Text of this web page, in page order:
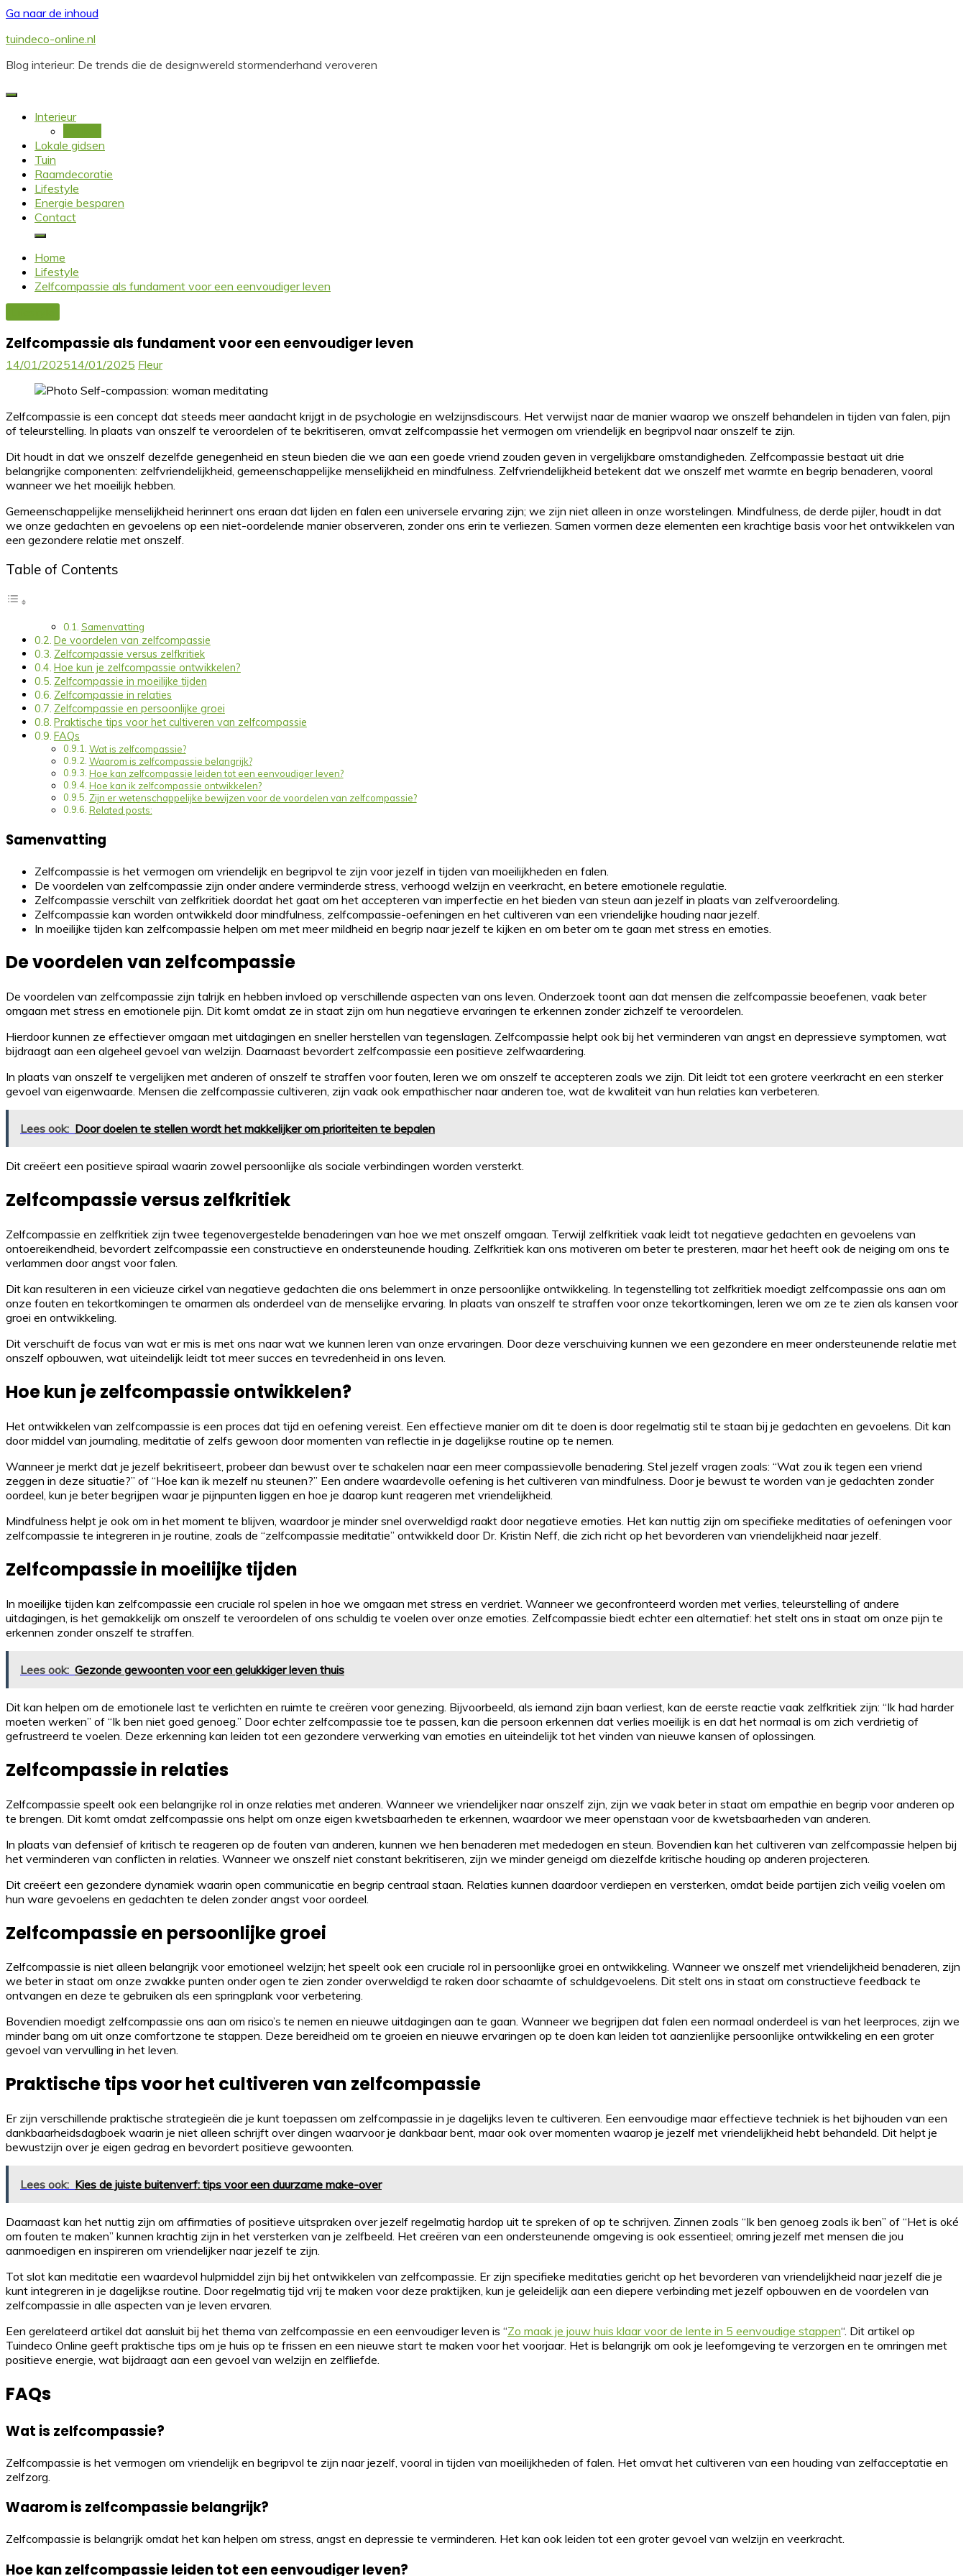
Ga naar de inhoud
tuindeco-online.nl
Blog interieur: De trends die de designwereld stormenderhand veroveren
Interieur
Lokale gidsen
Tuin
Raamdecoratie
Lifestyle
Energie besparen
Contact
Home
Lifestyle
Zelfcompassie als fundament voor een eenvoudiger leven
Zelfcompassie als fundament voor een eenvoudiger leven
14/01/202514/01/2025 Fleur
Zelfcompassie is een concept dat steeds meer aandacht krijgt in de psychologie en welzijnsdiscours. Het verwijst naar de manier waarop we onszelf behandelen in tijden van falen, pijn
of teleurstelling. In plaats van onszelf te veroordelen of te bekritiseren, omvat zelfcompassie het vermogen om vriendelijk en begripvol naar onszelf te zijn.
Dit houdt in dat we onszelf dezelfde genegenheid en steun bieden die we aan een goede vriend zouden geven in vergelijkbare omstandigheden. Zelfcompassie bestaat uit drie
belangrijke componenten: zelfvriendelijkheid, gemeenschappelijke menselijkheid en mindfulness. Zelfvriendelijkheid betekent dat we onszelf met warmte en begrip benaderen, vooral
wanneer we het moeilijk hebben.
Gemeenschappelijke menselijkheid herinnert ons eraan dat lijden en falen een universele ervaring zijn; we zijn niet alleen in onze worstelingen. Mindfulness, de derde pijler, houdt in dat
we onze gedachten en gevoelens op een niet-oordelende manier observeren, zonder ons erin te verliezen. Samen vormen deze elementen een krachtige basis voor het ontwikkelen van
een gezondere relatie met onszelf.
Table of Contents
Samenvatting
De voordelen van zelfcompassie
Zelfcompassie versus zelfkritiek
Hoe kun je zelfcompassie ontwikkelen?
Zelfcompassie in moeilijke tijden
Zelfcompassie in relaties
Zelfcompassie en persoonlijke groei
Praktische tips voor het cultiveren van zelfcompassie
FAQs
Wat is zelfcompassie?
Waarom is zelfcompassie belangrijk?
Hoe kan zelfcompassie leiden tot een eenvoudiger leven?
Hoe kan ik zelfcompassie ontwikkelen?
Zijn er wetenschappelijke bewijzen voor de voordelen van zelfcompassie?
Related posts:
Samenvatting
Zelfcompassie is het vermogen om vriendelijk en begripvol te zijn voor jezelf in tijden van moeilijkheden en falen.
De voordelen van zelfcompassie zijn onder andere verminderde stress, verhoogd welzijn en veerkracht, en betere emotionele regulatie.
Zelfcompassie verschilt van zelfkritiek doordat het gaat om het accepteren van imperfectie en het bieden van steun aan jezelf in plaats van zelfveroordeling.
Zelfcompassie kan worden ontwikkeld door mindfulness, zelfcompassie-oefeningen en het cultiveren van een vriendelijke houding naar jezelf.
In moeilijke tijden kan zelfcompassie helpen om met meer mildheid en begrip naar jezelf te kijken en om beter om te gaan met stress en emoties.
De voordelen van zelfcompassie
De voordelen van zelfcompassie zijn talrijk en hebben invloed op verschillende aspecten van ons leven. Onderzoek toont aan dat mensen die zelfcompassie beoefenen, vaak beter
omgaan met stress en emotionele pijn. Dit komt omdat ze in staat zijn om hun negatieve ervaringen te erkennen zonder zichzelf te veroordelen.
Hierdoor kunnen ze effectiever omgaan met uitdagingen en sneller herstellen van tegenslagen. Zelfcompassie helpt ook bij het verminderen van angst en depressieve symptomen, wat
bijdraagt aan een algeheel gevoel van welzijn. Daarnaast bevordert zelfcompassie een positieve zelfwaardering.
In plaats van onszelf te vergelijken met anderen of onszelf te straffen voor fouten, leren we om onszelf te accepteren zoals we zijn. Dit leidt tot een grotere veerkracht en een sterker
gevoel van eigenwaarde. Mensen die zelfcompassie cultiveren, zijn vaak ook empathischer naar anderen toe, wat de kwaliteit van hun relaties kan verbeteren.
Lees ook: Door doelen te stellen wordt het makkelijker om prioriteiten te bepalen
Dit creëert een positieve spiraal waarin zowel persoonlijke als sociale verbindingen worden versterkt.
Zelfcompassie versus zelfkritiek
Zelfcompassie en zelfkritiek zijn twee tegenovergestelde benaderingen van hoe we met onszelf omgaan. Terwijl zelfkritiek vaak leidt tot negatieve gedachten en gevoelens van
ontoereikendheid, bevordert zelfcompassie een constructieve en ondersteunende houding. Zelfkritiek kan ons motiveren om beter te presteren, maar het heeft ook de neiging om ons te
verlammen door angst voor falen.
Dit kan resulteren in een vicieuze cirkel van negatieve gedachten die ons belemmert in onze persoonlijke ontwikkeling. In tegenstelling tot zelfkritiek moedigt zelfcompassie ons aan om
onze fouten en tekortkomingen te omarmen als onderdeel van de menselijke ervaring. In plaats van onszelf te straffen voor onze tekortkomingen, leren we om ze te zien als kansen voor
groei en ontwikkeling.
Dit verschuift de focus van wat er mis is met ons naar wat we kunnen leren van onze ervaringen. Door deze verschuiving kunnen we een gezondere en meer ondersteunende relatie met
onszelf opbouwen, wat uiteindelijk leidt tot meer succes en tevredenheid in ons leven.
Hoe kun je zelfcompassie ontwikkelen?
Het ontwikkelen van zelfcompassie is een proces dat tijd en oefening vereist. Een effectieve manier om dit te doen is door regelmatig stil te staan bij je gedachten en gevoelens. Dit kan
door middel van journaling, meditatie of zelfs gewoon door momenten van reflectie in je dagelijkse routine op te nemen.
Wanneer je merkt dat je jezelf bekritiseert, probeer dan bewust over te schakelen naar een meer compassievolle benadering. Stel jezelf vragen zoals: “Wat zou ik tegen een vriend
zeggen in deze situatie?” of “Hoe kan ik mezelf nu steunen?” Een andere waardevolle oefening is het cultiveren van mindfulness. Door je bewust te worden van je gedachten zonder
oordeel, kun je beter begrijpen waar je pijnpunten liggen en hoe je daarop kunt reageren met vriendelijkheid.
Mindfulness helpt je ook om in het moment te blijven, waardoor je minder snel overweldigd raakt door negatieve emoties. Het kan nuttig zijn om specifieke meditaties of oefeningen voor
zelfcompassie te integreren in je routine, zoals de “zelfcompassie meditatie” ontwikkeld door Dr. Kristin Neff, die zich richt op het bevorderen van vriendelijkheid naar jezelf.
Zelfcompassie in moeilijke tijden
In moeilijke tijden kan zelfcompassie een cruciale rol spelen in hoe we omgaan met stress en verdriet. Wanneer we geconfronteerd worden met verlies, teleurstelling of andere
uitdagingen, is het gemakkelijk om onszelf te veroordelen of ons schuldig te voelen over onze emoties. Zelfcompassie biedt echter een alternatief: het stelt ons in staat om onze pijn te
erkennen zonder onszelf te straffen.
Lees ook: Gezonde gewoonten voor een gelukkiger leven thuis
Dit kan helpen om de emotionele last te verlichten en ruimte te creëren voor genezing. Bijvoorbeeld, als iemand zijn baan verliest, kan de eerste reactie vaak zelfkritiek zijn: “Ik had harder
moeten werken” of “Ik ben niet goed genoeg.” Door echter zelfcompassie toe te passen, kan die persoon erkennen dat verlies moeilijk is en dat het normaal is om zich verdrietig of
gefrustreerd te voelen. Deze erkenning kan leiden tot een gezondere verwerking van emoties en uiteindelijk tot het vinden van nieuwe kansen of oplossingen.
Zelfcompassie in relaties
Zelfcompassie speelt ook een belangrijke rol in onze relaties met anderen. Wanneer we vriendelijker naar onszelf zijn, zijn we vaak beter in staat om empathie en begrip voor anderen op
te brengen. Dit komt omdat zelfcompassie ons helpt om onze eigen kwetsbaarheden te erkennen, waardoor we meer openstaan voor de kwetsbaarheden van anderen.
In plaats van defensief of kritisch te reageren op de fouten van anderen, kunnen we hen benaderen met mededogen en steun. Bovendien kan het cultiveren van zelfcompassie helpen bij
het verminderen van conflicten in relaties. Wanneer we onszelf niet constant bekritiseren, zijn we minder geneigd om diezelfde kritische houding op anderen projecteren.
Dit creëert een gezondere dynamiek waarin open communicatie en begrip centraal staan. Relaties kunnen daardoor verdiepen en versterken, omdat beide partijen zich veilig voelen om
hun ware gevoelens en gedachten te delen zonder angst voor oordeel.
Zelfcompassie en persoonlijke groei
Zelfcompassie is niet alleen belangrijk voor emotioneel welzijn; het speelt ook een cruciale rol in persoonlijke groei en ontwikkeling. Wanneer we onszelf met vriendelijkheid benaderen, zijn
we beter in staat om onze zwakke punten onder ogen te zien zonder overweldigd te raken door schaamte of schuldgevoelens. Dit stelt ons in staat om constructieve feedback te
ontvangen en deze te gebruiken als een springplank voor verbetering.
Bovendien moedigt zelfcompassie ons aan om risico’s te nemen en nieuwe uitdagingen aan te gaan. Wanneer we begrijpen dat falen een normaal onderdeel is van het leerproces, zijn we
minder bang om uit onze comfortzone te stappen. Deze bereidheid om te groeien en nieuwe ervaringen op te doen kan leiden tot aanzienlijke persoonlijke ontwikkeling en een groter
gevoel van vervulling in het leven.
Praktische tips voor het cultiveren van zelfcompassie
Er zijn verschillende praktische strategieën die je kunt toepassen om zelfcompassie in je dagelijks leven te cultiveren. Een eenvoudige maar effectieve techniek is het bijhouden van een
dankbaarheidsdagboek waarin je niet alleen schrijft over dingen waarvoor je dankbaar bent, maar ook over momenten waarop je jezelf met vriendelijkheid hebt behandeld. Dit helpt je
bewustzijn over je eigen gedrag en bevordert positieve gewoonten.
Lees ook: Kies de juiste buitenverf: tips voor een duurzame make-over
Daarnaast kan het nuttig zijn om affirmaties of positieve uitspraken over jezelf regelmatig hardop uit te spreken of op te schrijven. Zinnen zoals “Ik ben genoeg zoals ik ben” of “Het is oké
om fouten te maken” kunnen krachtig zijn in het versterken van je zelfbeeld. Het creëren van een ondersteunende omgeving is ook essentieel; omring jezelf met mensen die jou
aanmoedigen en inspireren om vriendelijker naar jezelf te zijn.
Tot slot kan meditatie een waardevol hulpmiddel zijn bij het ontwikkelen van zelfcompassie. Er zijn specifieke meditaties gericht op het bevorderen van vriendelijkheid naar jezelf die je
kunt integreren in je dagelijkse routine. Door regelmatig tijd vrij te maken voor deze praktijken, kun je geleidelijk aan een diepere verbinding met jezelf opbouwen en de voordelen van
zelfcompassie in alle aspecten van je leven ervaren.
Een gerelateerd artikel dat aansluit bij het thema van zelfcompassie en een eenvoudiger leven is “Zo maak je jouw huis klaar voor de lente in 5 eenvoudige stappen“. Dit artikel op
Tuindeco Online geeft praktische tips om je huis op te frissen en een nieuwe start te maken voor het voorjaar. Het is belangrijk om ook je leefomgeving te verzorgen en te omringen met
positieve energie, wat bijdraagt aan een gevoel van welzijn en zelfliefde.
FAQs
Wat is zelfcompassie?
Zelfcompassie is het vermogen om vriendelijk en begripvol te zijn naar jezelf, vooral in tijden van moeilijkheden of falen. Het omvat het cultiveren van een houding van zelfacceptatie en
zelfzorg.
Waarom is zelfcompassie belangrijk?
Zelfcompassie is belangrijk omdat het kan helpen om stress, angst en depressie te verminderen. Het kan ook leiden tot een groter gevoel van welzijn en veerkracht.
Hoe kan zelfcompassie leiden tot een eenvoudiger leven?